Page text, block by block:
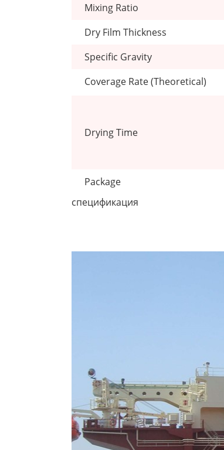
Mixing Ratio
Dry Film Thickness
Specific Gravity
Coverage Rate (Theoretical)
Drying Time
Package
спецификация